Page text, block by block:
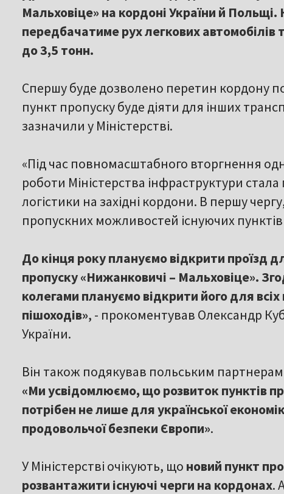
Мальховіце» на кордоні України й
передбачатиме рух легкових автомобілів
до 3,5 тонн.
Спершу буде дозволено перетин кордону
пункт пропуску буде діяти для інших
зазначили у Міністерстві.
«Під час повномасштабного вторгнення
роботи Міністерства інфраструктури
логістики на західні кордони. В першу
пропускних можливостей існуючих
До кінця року плануємо відкрити проїзд
пропуску «Нижанковичі – Мальховіце».
колегами плануємо відкрити його для
пішоходів», - прокоментував Олександр
України.
Він також подякував польським партнерам
«Ми усвідомлюємо, що розвиток пунктів
потрібен не лише для української
продовольчої безпеки Європи».
У Міністерстві очікують, що новий пункт
розвантажити існуючі черги на кордонах.